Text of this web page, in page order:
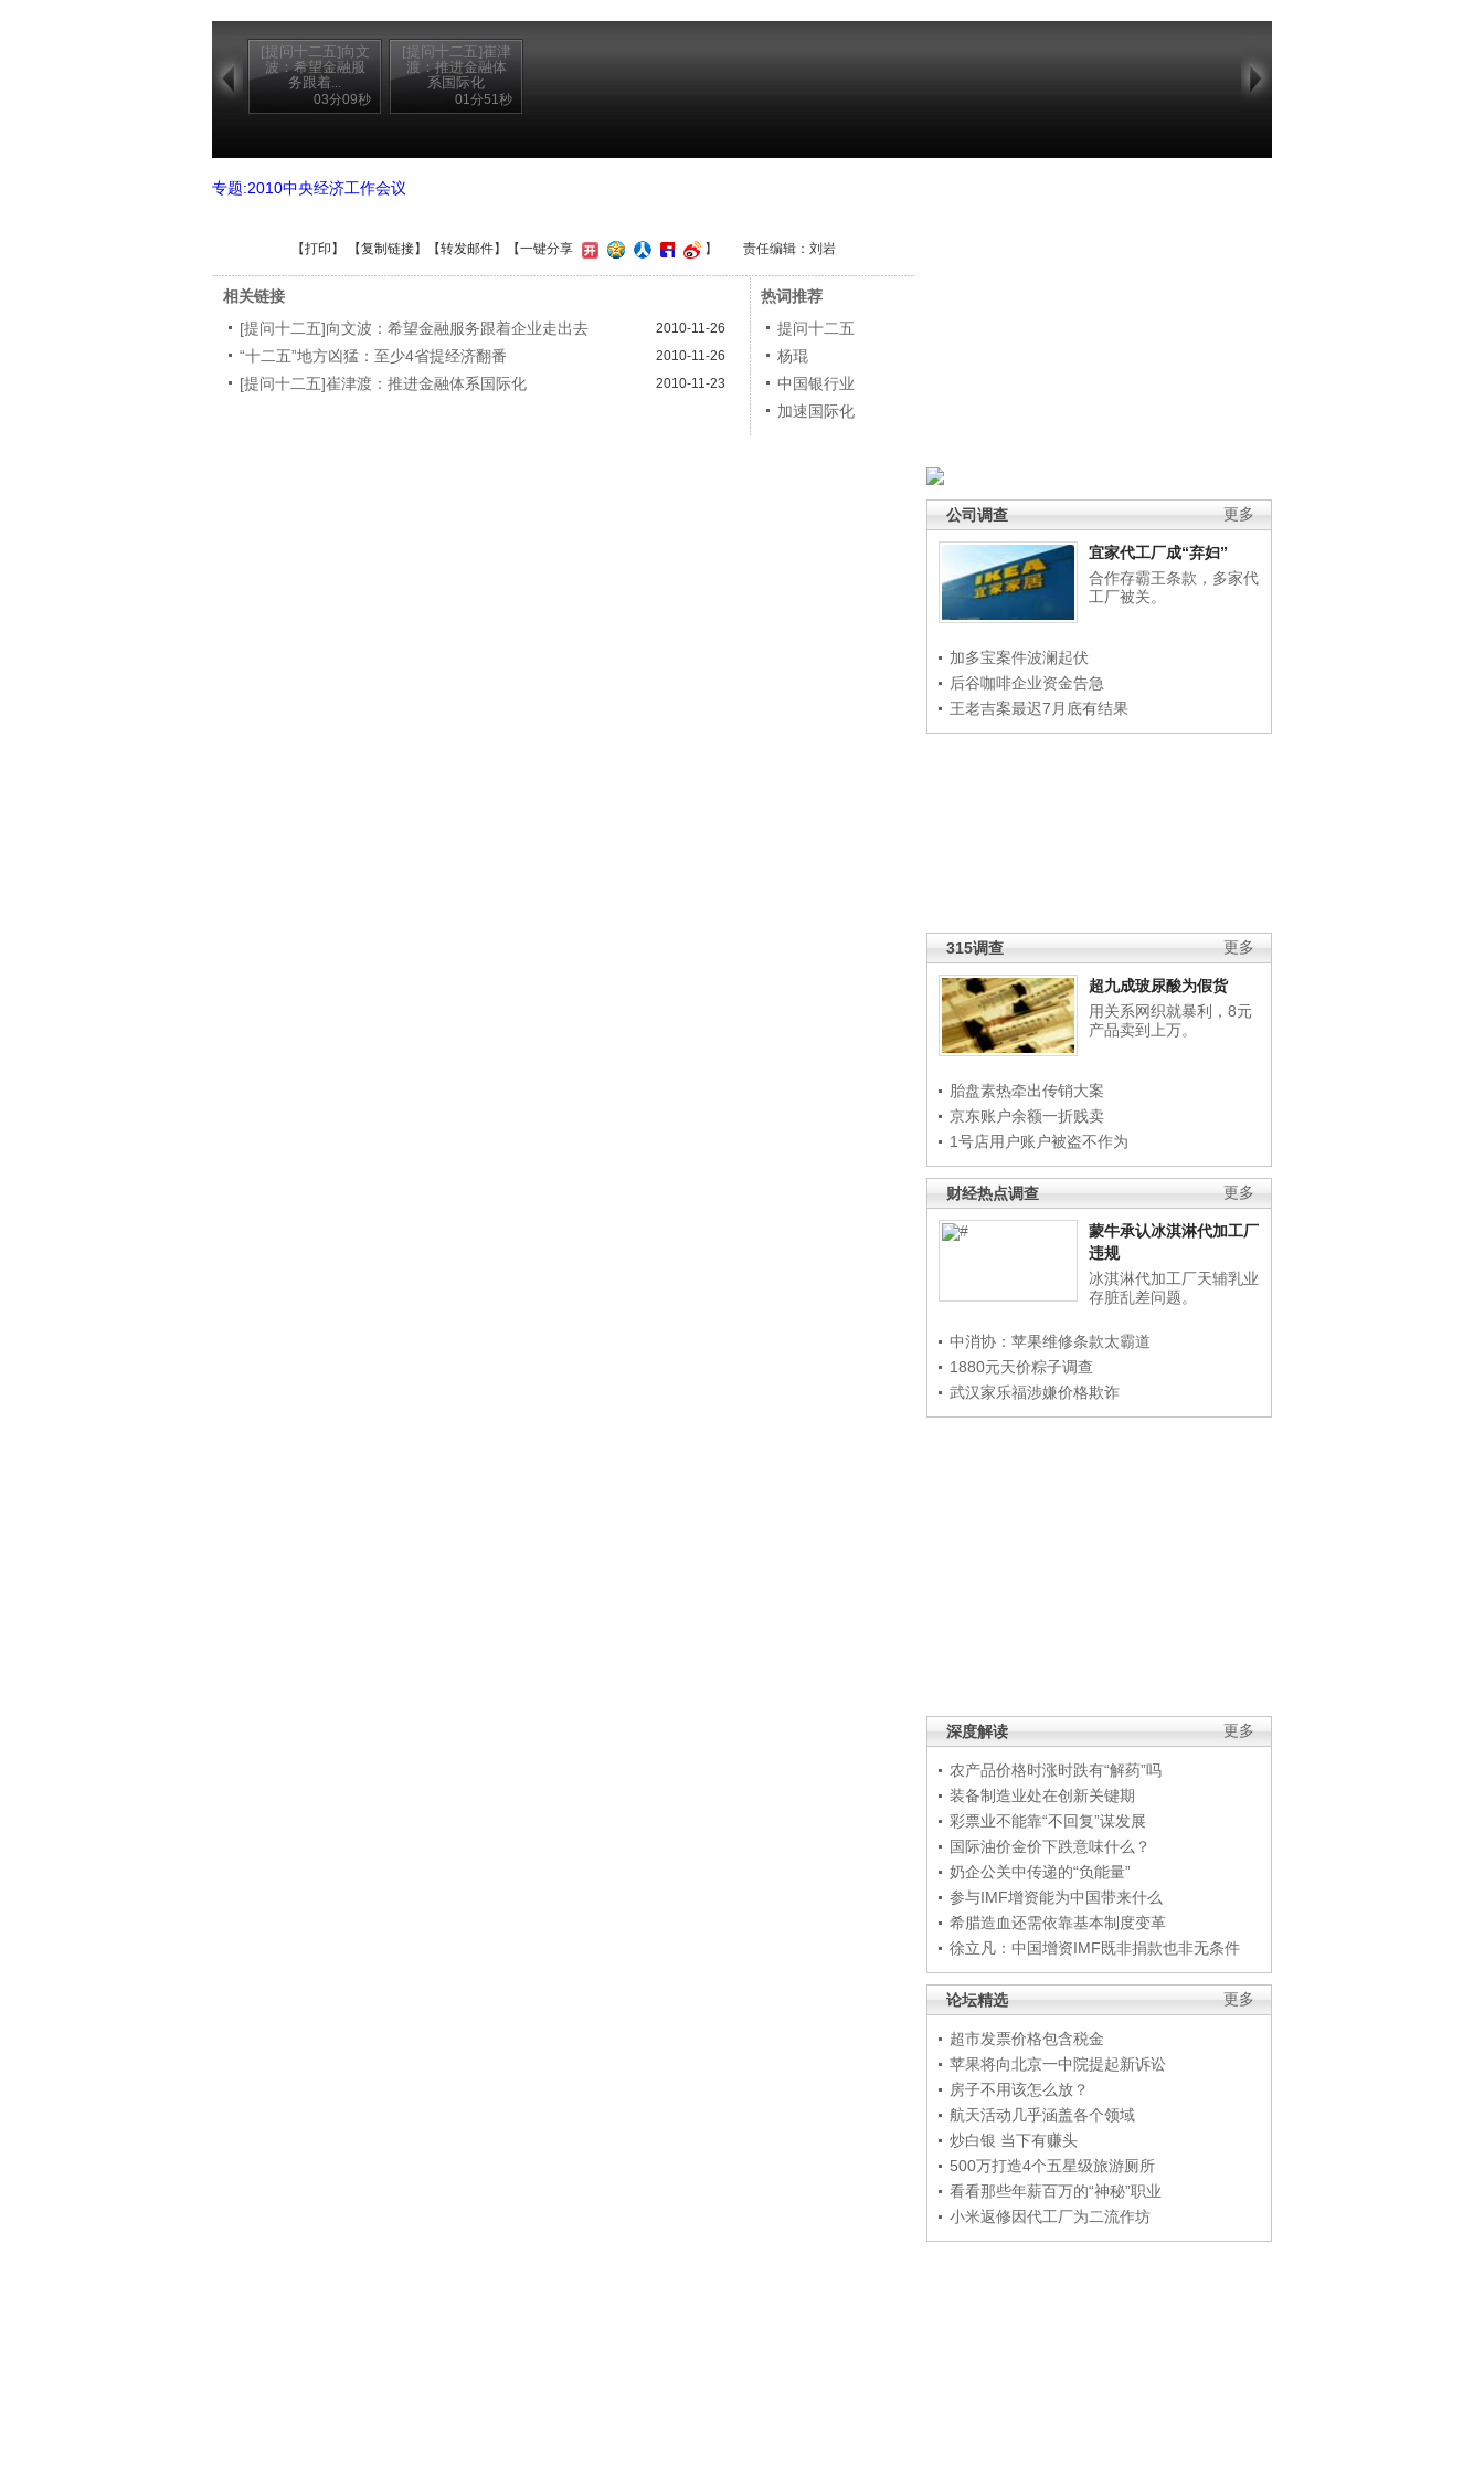
[提问十二五]向文
波：希望金融服
务跟着...
03分09秒
[提问十二五]崔津
渡：推进金融体
系国际化
01分51秒
更多
公司调查
宜家代工厂成“弃妇”
合作存霸王条款，多家代
工厂被关。
加多宝案件波澜起伏
后谷咖啡企业资金告急
王老吉案最迟7月底有结果
更多
315调查
超九成玻尿酸为假货
用关系网织就暴利，8元
产品卖到上万。
胎盘素热牵出传销大案
京东账户余额一折贱卖
1号店用户账户被盗不作为
更多
财经热点调查
蒙牛承认冰淇淋代加工厂
违规
冰淇淋代加工厂天辅乳业
存脏乱差问题。
中消协：苹果维修条款太霸道
1880元天价粽子调查
武汉家乐福涉嫌价格欺诈
更多
深度解读
农产品价格时涨时跌有“解药”吗
装备制造业处在创新关键期
彩票业不能靠“不回复”谋发展
国际油价金价下跌意味什么？
奶企公关中传递的“负能量”
参与IMF增资能为中国带来什么
希腊造血还需依靠基本制度变革
徐立凡：中国增资IMF既非捐款也非无条件
更多
论坛精选
超市发票价格包含税金
苹果将向北京一中院提起新诉讼
房子不用该怎么放？
航天活动几乎涵盖各个领域
炒白银 当下有赚头
500万打造4个五星级旅游厕所
看看那些年薪百万的“神秘”职业
小米返修因代工厂为二流作坊
专题:2010中央经济工作会议
【打印 】 【复制链接】【转发邮件】 【一键分享 】 责任编辑：刘岩
相关链接
[提问十二五]向文波：希望金融服务跟着企业走出去
2010-11-26
“十二五”地方凶猛：至少4省提经济翻番 2010-11-26
[提问十二五]崔津渡：推进金融体系国际化 2010-11-23
热词推荐
提问十二五
杨琨
中国银行业
加速国际化